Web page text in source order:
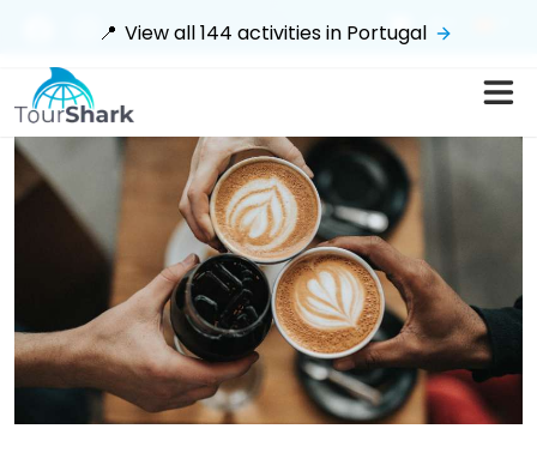
📍 View all144 activities in Portugal